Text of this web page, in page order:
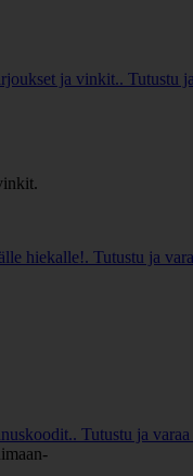
ja vinkit.. Tutustu
hiekalle!. Tutustu ja
Tutustu ja varaa